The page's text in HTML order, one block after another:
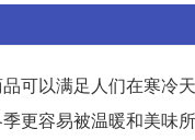
可以满足人们在寒冷
更容易被温暖和美味